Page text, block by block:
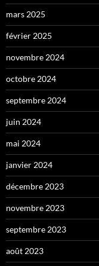
mars 2025
février 2025
novembre 2024
octobre 2024
septembre 2024
juin 2024
mai 2024
janvier 2024
décembre 2023
novembre 2023
septembre 2023
août 2023